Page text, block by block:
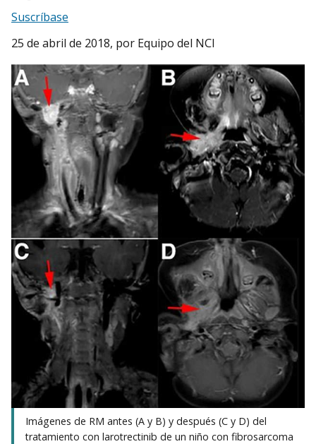
Suscríbase
25 de abril de 2018, por Equipo del NCI
Imágenes de RM antes (A y B) y después (C y D) del
tratamiento con larotrectinib de un niño con fibrosarcoma